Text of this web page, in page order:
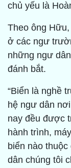
chủ yếu là
Theo ông
ở các ngư
những ngư
đánh bắt.
“Biển là nghề
hệ ngư dân
nay đều được
hành trình,
biển nào
dân chúng tôi